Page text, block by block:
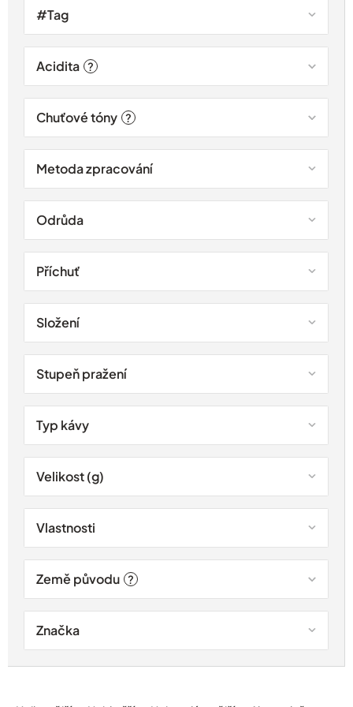
#Tag
Acidita ?
Chuťové tóny ?
Metoda zpracování
Odrůda
Příchuť
Složení
Stupeň pražení
Typ kávy
Velikost (g)
Vlastnosti
Země původu ?
Značka